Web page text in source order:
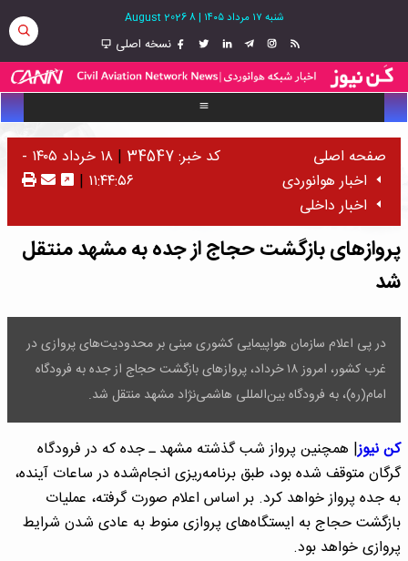
شنبه ۱۷ مرداد ۱۴۰۵ |
8 August 2026
نسخه اصلی
صفحه اصلی
اخبار هوانوردی
اخبار داخلی
کد خبر: 34547 |
۱۸ خرداد ۱۴۰۵ -
۱۱:۴۴:۵۶ |
پروازهای بازگشت حجاج از جده به مشهد منتقل
شد
در پی اعلام سازمان هواپیمایی کشوری مبنی بر محدودیت‌های پروازی در
غرب کشور، امروز ۱۸ خرداد، پروازهای بازگشت حجاج از جده به فرودگاه
امام(ره)، به فرودگاه بین‌المللی هاشمی‌نژاد مشهد منتقل شد.
کن نیوز| همچنین پرواز شب گذشته مشهد ـ جده که در فرودگاه
گرگان متوقف شده بود، طبق برنامه‌ریزی انجام‌شده در ساعات آینده،
به جده پرواز خواهد کرد. بر اساس اعلام صورت گرفته، عملیات
بازگشت حجاج به ایستگاه‌های پروازی منوط به عادی شدن شرایط
پروازی خواهد بود.